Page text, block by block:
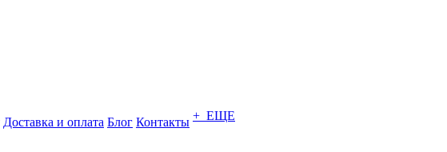
Доставка и оплата Блог Контакты + ЕЩЕ